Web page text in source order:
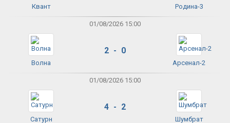
Квант Родина-3
01/08/2026 15:00
Волна
2 - 0
Арсенал-2
01/08/2026 15:00
Сатурн
4 - 2
Шумбрат